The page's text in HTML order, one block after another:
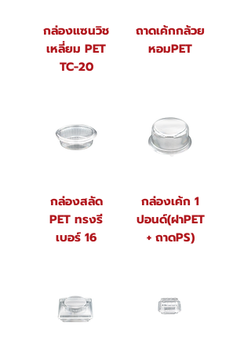
กล่องแซนวิช
เหลี่ยม PET
TC-20
ถาดเค้กกล้วย
หอมPET
กล่องสลัด
PET ทรงรี
เบอร์ 16
กล่องเค้ก 1
ปอนด์(ฝาPET
+ ถาดPS)